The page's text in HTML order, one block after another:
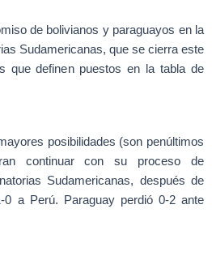
de bolivianos y paraguayos en la
Sudamericanas, que se cierra este
que definen puestos en la tabla de
posibilidades (son penúltimos
continuar con su proceso de
Sudamericanas, después de
a Perú. Paraguay perdió 0-2 ante